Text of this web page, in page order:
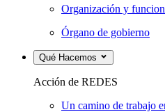
Organización y
Órgano de gobierno
Qué Hacemos
Acción de REDES
Un camino de trabajo